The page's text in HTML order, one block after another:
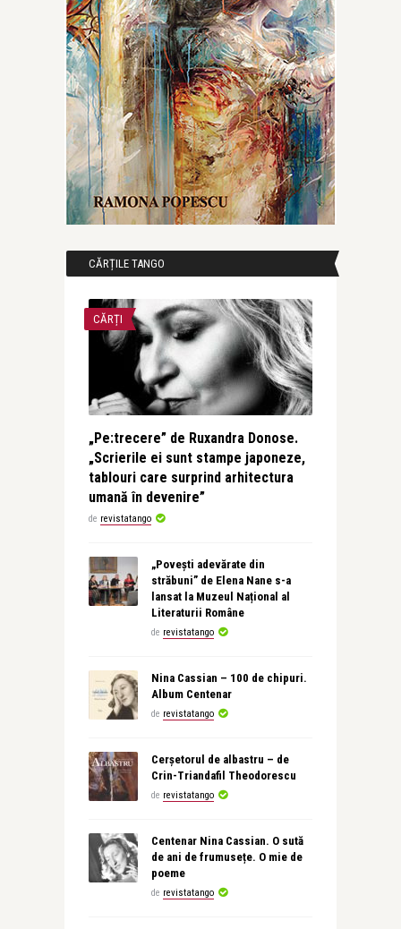
CĂRȚILE TANGO
CĂRȚI
„Pe:trecere” de Ruxandra Donose.
„Scrierile ei sunt stampe japoneze,
tablouri care surprind arhitectura
umană în devenire”
de revistatango
„Povești adevărate din
străbuni” de Elena Nane s-a
lansat la Muzeul Național al
Literaturii Române
de revistatango
Nina Cassian – 100 de chipuri.
Album Centenar
de revistatango
Cerșetorul de albastru – de
Crin-Triandafil Theodorescu
de revistatango
Centenar Nina Cassian. O sută
de ani de frumusețe. O mie de
poeme
de revistatango